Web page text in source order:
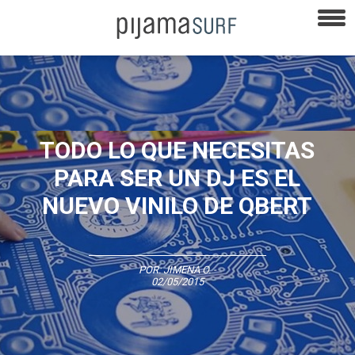
TODO LO QUE NECESITAS
PARA SER UN DJ ES EL
NUEVO VINILO DE QBERT
POR:JIMENA O.-
02/05/2015